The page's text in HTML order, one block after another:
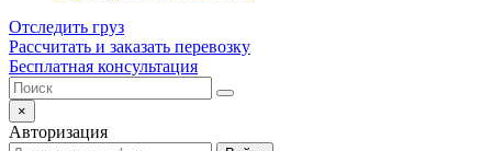
Отследить груз
Рассчитать и заказать перевозку
Бесплатная консультация
×
Авторизация